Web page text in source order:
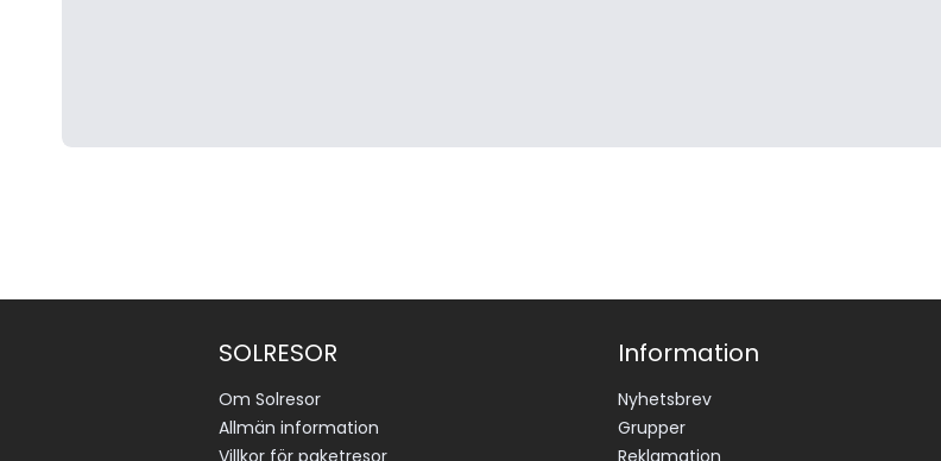
SOLRESOR
Om Solresor
Allmän information
Villkor för paketresor
Information
Nyhetsbrev
Grupper
Reklamation